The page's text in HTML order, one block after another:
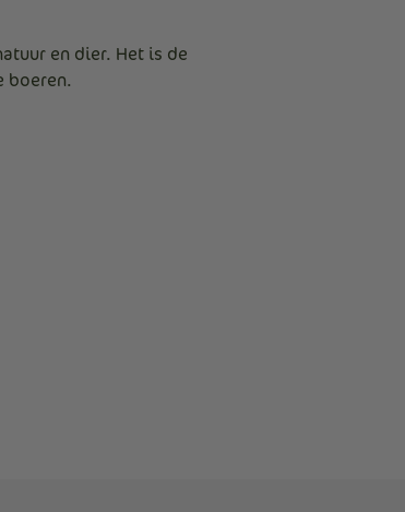
en dier. Het is de
boeren.